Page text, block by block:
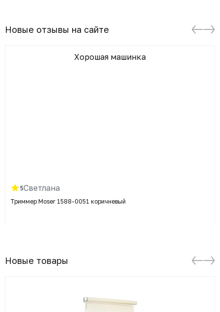
Новые отзывы на сайте
Хорошая машинка
5Светлана
Триммер Moser 1588-0051 коричневый
Новые товары